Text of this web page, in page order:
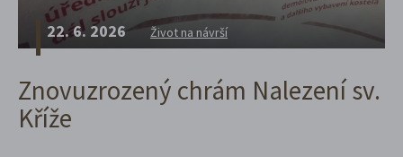
22. 6. 2026 Život na návrší
Znovuzrozený chrám Nalezení sv.
Kříže